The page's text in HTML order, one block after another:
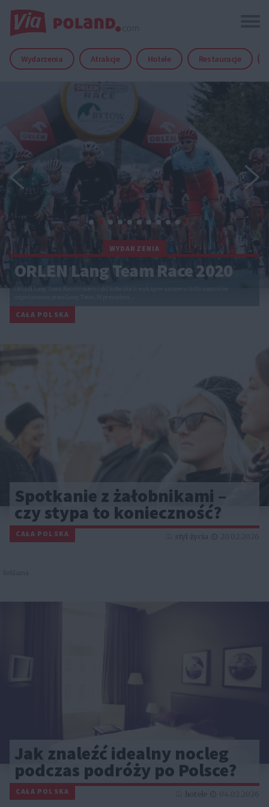
Wydarzenia Atrakcje Hotele Restauracje
WYDARZENIA
ORLEN Lang Team Race 2020
ORLEN Lang Team Race to nowy cykl kolarskich wyścigów szosowych dla amatorów
CAŁA POLSKA
Spotkanie z żałobnikami –
czy stypa to konieczność?
CAŁA POLSKA
Jak znaleźć idealny nocleg
podczas podróży po Polsce?
CAŁA POLSKA